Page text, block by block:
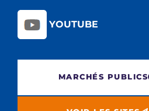
YOUTUBE
MARCHÉS PUBLICS